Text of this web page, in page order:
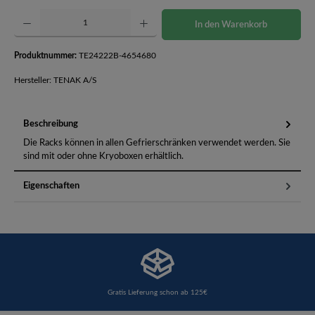
Produkt Anzahl: Gib den gewünschten Wert ein oder benutze die Schaltflächen um die
In den Warenkorb
Produktnummer: TE24222B-4654680
Hersteller: TENAK A/S
Beschreibung
Die Racks können in allen Gefrierschränken verwendet werden. Sie
sind mit oder ohne Kryoboxen erhältlich.
Eigenschaften
Gratis Lieferung schon ab 125€